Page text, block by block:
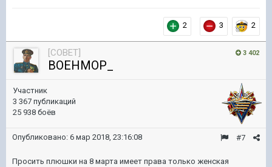
2 3 2
3 402
[COBET]
BOEHMOP_
Участник
3 367 публикаций
25 938 боёв
#7
Опубликовано: 6 мар 2018, 23:16:08
Просить плюшки на 8 марта имеет права только женская